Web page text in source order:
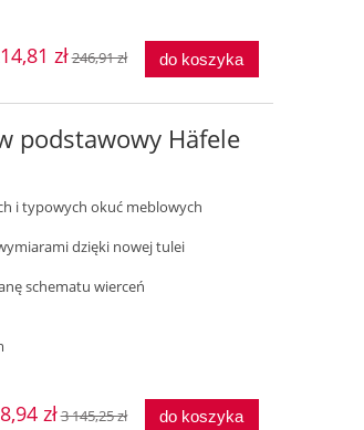
zł246,91 zł do koszyka
podstawowy Häfele
i typowych okuć meblowych
dzięki nowej tulei
schematu wierceń
zł3 145,25 zł do koszyka